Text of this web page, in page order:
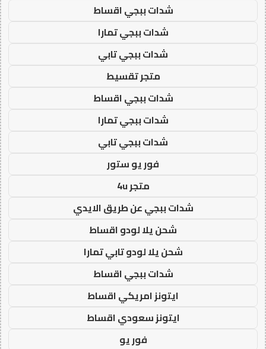
شدات ببجي اقساط
شدات ببجي تمارا
شدات ببجي تابي
متجر تقسيط
شدات ببجي اقساط
شدات ببجي تمارا
شدات ببجي تابي
فور يو ستور
متجر 4u
شدات ببجي عن طريق الايدي
شحن يلا لودو اقساط
شحن يلا لودو تابي تمارا
شدات ببجي اقساط
ايتونز امريكي اقساط
ايتونز سعودي اقساط
فور يو